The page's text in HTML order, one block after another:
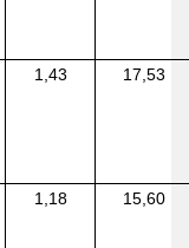
1,43 17,53
1,18 15,60